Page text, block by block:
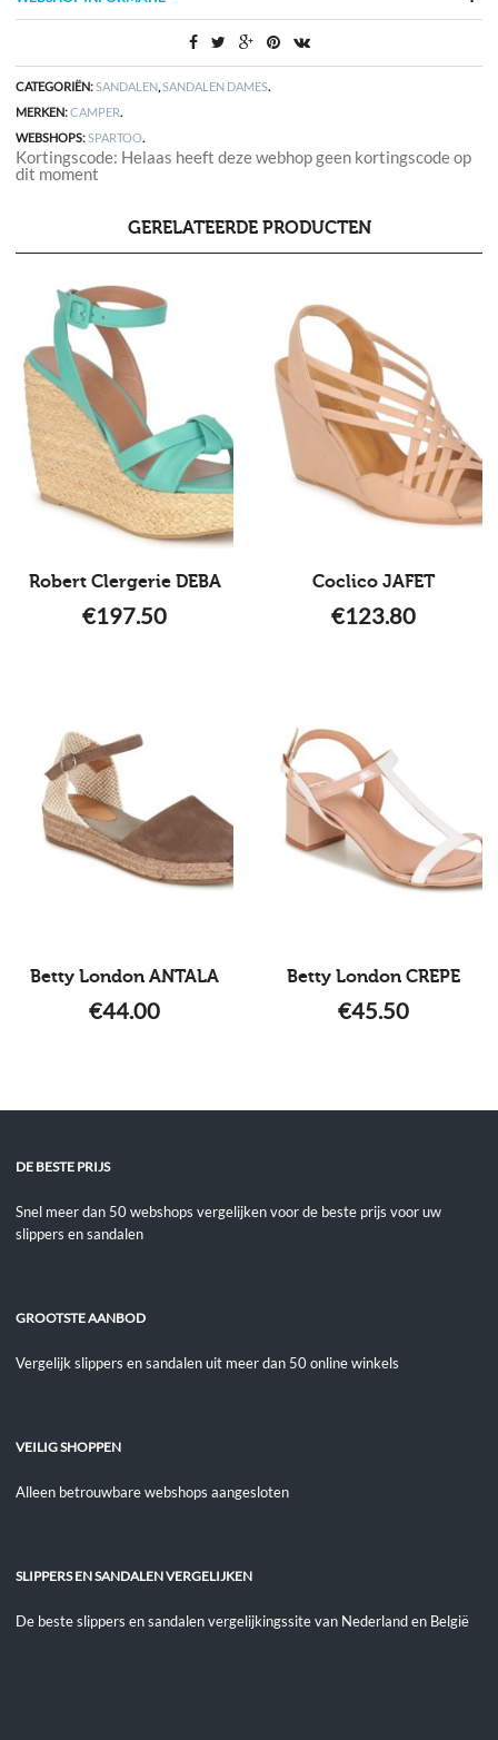
CATEGORIËN:SANDALEN,SANDALEN DAMES.
MERKEN:CAMPER.
WEBSHOPS:SPARTOO.
Kortingscode: Helaas heeft deze webhop geen kortingscode op
dit moment
GERELATEERDE PRODUCTEN
Robert Clergerie DEBA
€197.50
Coclico JAFET
€123.80
Betty London ANTALA
€44.00
Betty London CREPE
€45.50
DE BESTE PRIJS
Snel meer dan 50 webshops vergelijken voor de beste prijs voor uw
slippers en sandalen
GROOTSTE AANBOD
Vergelijk slippers en sandalen uit meer dan 50 online winkels
VEILIG SHOPPEN
Alleen betrouwbare webshops aangesloten
SLIPPERS EN SANDALEN VERGELIJKEN
De beste slippers en sandalen vergelijkingssite van Nederland en België